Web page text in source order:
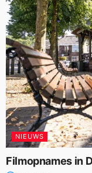
NIEUWS
Filmopnames in